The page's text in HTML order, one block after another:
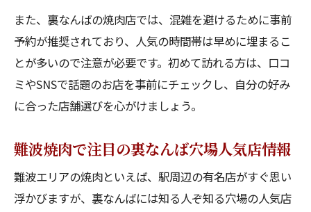
焼肉好きが選ぶ裏なんばのおすすめスポット
焼肉通が推す裏なんばの人気店ベストセレ
クション
なんばの人気店で味わう裏なんばおすすめ
裏難波焼肉の穴場となんばの人気店の選び
焼肉好きに評判の裏なんば人気店情報まと
また、裏なんばの焼肉店では、混雑を避けるために事前
予約が推奨されており、人気の時間帯は早めに埋まるこ
とが多いので注意が必要です。初めて訪れる方は、口コ
ミやSNSで話題のお店を事前にチェックし、自分の好み
に合った店舗選びを心がけましょう。
難波焼肉で注目の裏なんば穴場人気店情報
難波エリアの焼肉といえば、駅周辺の有名店がすぐ思い
浮かびますが、裏なんばには知る人ぞ知る穴場の人気店